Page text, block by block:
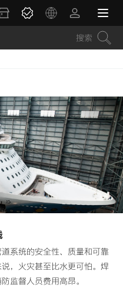
系统的安全性、质量和可靠
，火灾甚至比水更可怕。焊
监督人员费用高昂。